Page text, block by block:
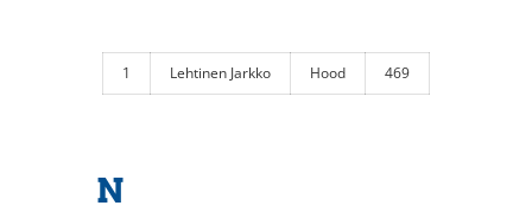
1 Lehtinen Jarkko Hood 469
N